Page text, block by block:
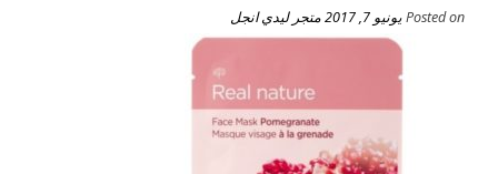
Posted onيونيو 7, 2017 متجر ليدي انجل